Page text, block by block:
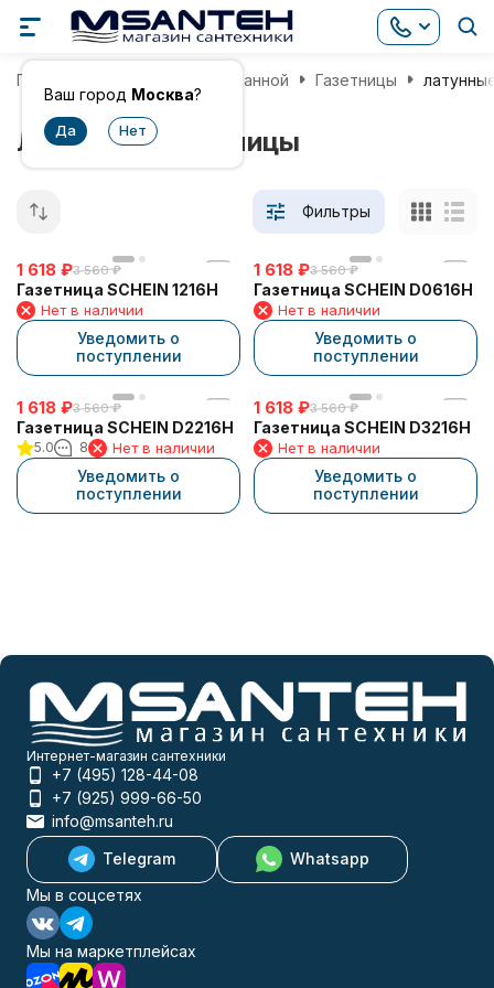
Ваш город Москва?
Главная Аксессуары для ванной Газетницы
Латунные газетницы
Фильтры
1 618 ₽3 560 ₽
Газетница SCHEIN 1216H
Нет в наличии
Уведомить о
поступлении
1 618 ₽3 560 ₽
Газетница SCHEIN D0616H
Нет в наличии
Уведомить о
поступлении
1 618 ₽3 560 ₽
Газетница SCHEIN D2216H
5.0 8 Нет в наличии
Уведомить о
поступлении
1 618 ₽3 560 ₽
Газетница SCHEIN D3216H
Нет в наличии
Уведомить о
поступлении
Интернет-магазин сантехники
+7 (495) 128-44-08
+7 (925) 999-66-50
info@msanteh.ru
Telegram
Whatsapp
Мы в соцсетях
Мы на маркетплейсах